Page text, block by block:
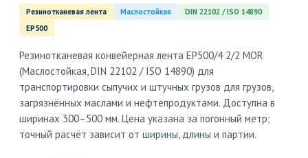
Резинотканевая лента Маслостойкая
DIN 22102 / ISO 14890
EP500
Резинотканевая конвейерная лента EP500/4 2/2 MOR
(Маслостойкая, DIN 22102 / ISO 14890) для
транспортировки сыпучих и штучных грузов для грузов,
загрязнённых маслами и нефтепродуктами. Доступна в
ширинах 300–500 мм. Цена указана за погонный метр;
точный расчёт зависит от ширины, длины и партии.